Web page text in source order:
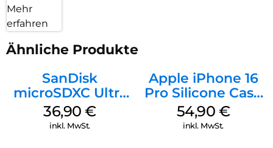
Mehr
erfahren
Ähnliche Produkte
SanDisk
microSDXC Ultra
128 GB + Adapter
Mobile
36,90€
inkl. MwSt.
Apple iPhone 16
Pro Silicone Case
MagSafe Black
54,90 €
inkl. MwSt.